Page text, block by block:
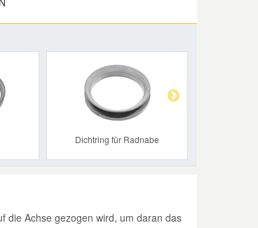
Dichtring für Radnabe
die Achse gezogen wird, um daran das